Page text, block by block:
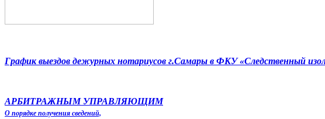
График выездов дежурных нотариусов г.Самары в ФКУ «Следственный
АРБИТРАЖНЫМ УПРАВЛЯЮЩИМ
О порядке получения сведений,